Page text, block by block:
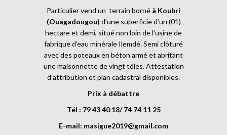
Particulier vend un terrain borné à Koubri
(Ouagadougou) d’une superficie d’un (01)
hectare et demi, situé non loin de l’usine de
fabrique d’eau minérale Ilemdé. Semi clôturé
avec des poteaux en béton armé et abritant
une maisonnette de vingt tôles. Attestation
d’attribution et plan cadastral disponibles.
Prix à débattre
Tél : 79 43 40 18/ 74 74 11 25
E-mail: masigue2019@gmail.com